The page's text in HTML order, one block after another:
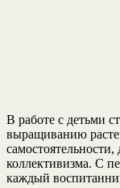
В работе с детьми
выращиванию
коллективизма. С
каждый